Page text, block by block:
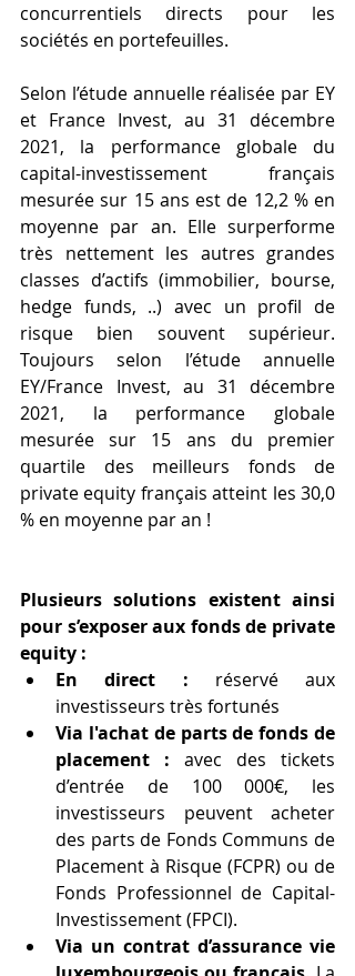
concurrentiels directs pour les
sociétés en portefeuilles.
Selon l’étude annuelle réalisée par EY
et France Invest, au 31 décembre
2021, la performance globale du
capital-investissement français
mesurée sur 15 ans est de 12,2 % en
moyenne par an. Elle surperforme
très nettement les autres grandes
classes d’actifs (immobilier, bourse,
hedge funds, ..) avec un profil de
risque bien souvent supérieur.
Toujours selon l’étude annuelle
EY/France Invest, au 31 décembre
2021, la performance globale
mesurée sur 15 ans du premier
quartile des meilleurs fonds de
private equity français atteint les 30,0
% en moyenne par an !
Plusieurs solutions existent ainsi
pour s’exposer aux fonds de private
equity :
En direct : réservé aux
investisseurs très fortunés
Via l'achat de parts de fonds de
placement : avec des tickets
d’entrée de 100 000€, les
investisseurs peuvent acheter
des parts de Fonds Communs de
Placement à Risque (FCPR) ou de
Fonds Professionnel de Capital-
Investissement (FPCI).
Via un contrat d’assurance vie